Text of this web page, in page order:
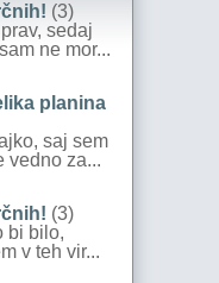
(3)
sedaj
ne mor...
planina
saj sem
vedno za...
(3)
bi bilo,
v teh vir...